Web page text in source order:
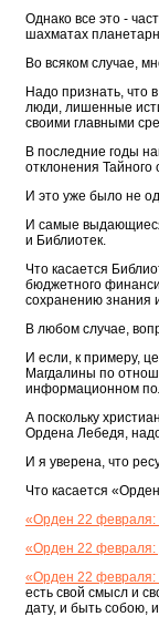
Однако все это -
шахматах
Во всяком случае,
Надо признать, что
люди, лишенные
своими главными
В последние годы
отклонения
И это уже было не
И самые
и Библиотек.
Что касается
бюджетного
сохранению знания
В любом случае,
И если, к примеру,
Магдалины по
информационном
А поскольку
Ордена Лебедя,
И я уверена, что
Что касается
«Орден 22 февраля:
«Орден 22 февраля:
«Орден 22 февраля:
есть свой смысл и
дату, и быть собою,